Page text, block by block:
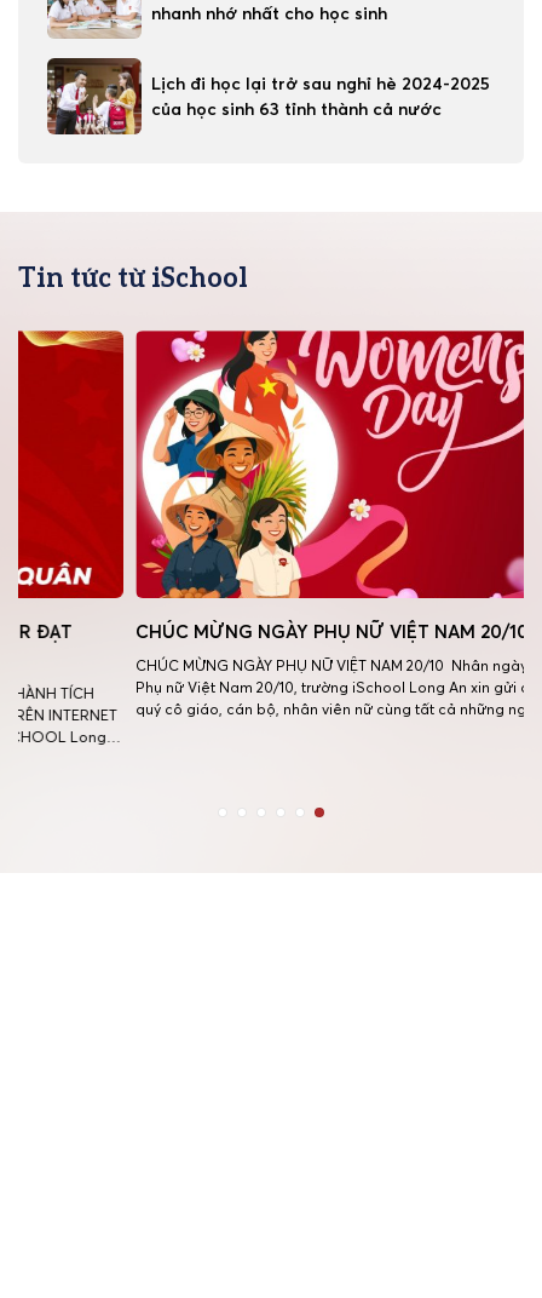
nhanh nhớ nhất cho học sinh
Lịch đi học lại trở sau nghỉ hè 2024-2025
của học sinh 63 tỉnh thành cả nước
Tin tức từ iSchool
ĐẠT
TÍCH
INTERNET
Long
CHÚC MỪNG NGÀY PHỤ NỮ VIỆT NAM 20/10
CHÚC MỪNG NGÀY PHỤ NỮ VIỆT NAM 20/10 Nhân ngày
Phụ nữ Việt Nam 20/10, trường iSchool Long An xin gửi đến
quý cô giáo, cán bộ, nhân viên nữ cùng tất cả những người
phụ nữ Việt Nam lời chúc sức khỏe – hạnh phúc – xinh đẹp